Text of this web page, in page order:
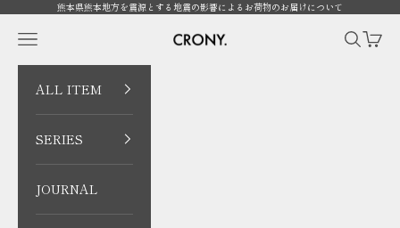
コンテンツへスキップ
熊本県熊本地方を震源とする地震の影響によるお荷物のお届けについて
CRONY. ONLINE
メニューを開く 検索を開
カー
ALL ITEM
SERIES
JOURNAL